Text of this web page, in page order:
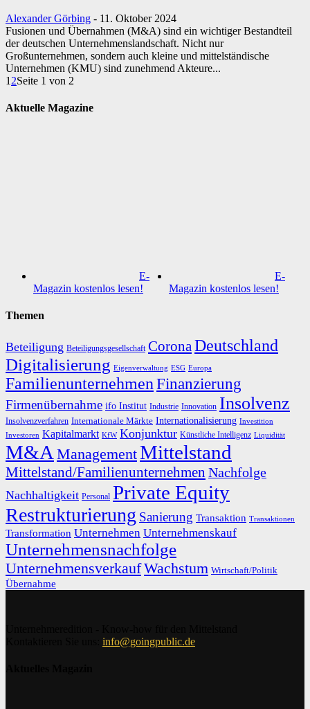
Alexander Görbing - 11. Oktober 2024
Fusionen und Übernahmen (M&A) sind ein wichtiger Bestandteil
der deutschen Unternehmenslandschaft. Nicht nur
Großunternehmen, sondern auch kleine und mittelständische
Unternehmen (KMU) sind zunehmend Akteure...
1 2Seite 1 von 2
Aktuelle Magazine
E-
Magazin kostenlos lesen!
E-
Magazin kostenlos lesen!
Themen
Beteiligung Beteiligungsgesellschaft CoronaDeutschland
Digitalisierung Eigenverwaltung ESG Europa
Familienunternehmen Finanzierung
Firmenübernahme ifo Institut Industrie Innovation Insolvenz
Insolvenzverfahren Internationale Märkte Internationalisierung Investition
Investoren Kapitalmarkt KfW Konjunktur Künstliche Intelligenz Liquidität
M&A ManagementMittelstand
Mittelstand/Familienunternehmen Nachfolge
Nachhaltigkeit Personal Private Equity
Restrukturierung Sanierung Transaktion Transaktionen
Transformation Unternehmen Unternehmenskauf
Unternehmensnachfolge
UnternehmensverkaufWachstum Wirtschaft/Politik
Übernahme
info@goingpublic.de